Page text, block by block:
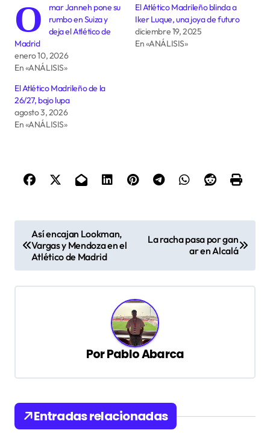
O
mar Janneh pone su
rumbo en Suiza y
deja el Atlético de
Madrid
enero 10, 2026
En «ANÁLISIS»
El Atlético Madrileño blinda a
Iker Luque, una joya de futuro
diciembre 19, 2025
En «ANÁLISIS»
El Atlético Madrileño de la
26/27, bajo lupa
agosto 3, 2026
En «ANÁLISIS»
a
v
e
n
Así encajan Lookman,
Vargas y Mendoza en el
Atlético de Madrid
La racha pasa por gan
ar en Alcalá
PorPablo Abarca
Entradas relacionadas